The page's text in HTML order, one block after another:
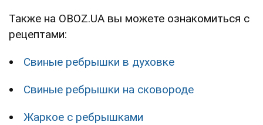
Также на OBOZ.UA вы можете ознакомиться с
рецептами:
Свиные ребрышки в духовке
Свиные ребрышки на сковороде
Жаркое с ребрышками